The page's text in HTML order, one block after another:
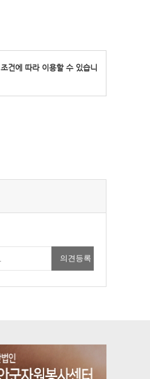
조건에 따라 이용할 수 있습니